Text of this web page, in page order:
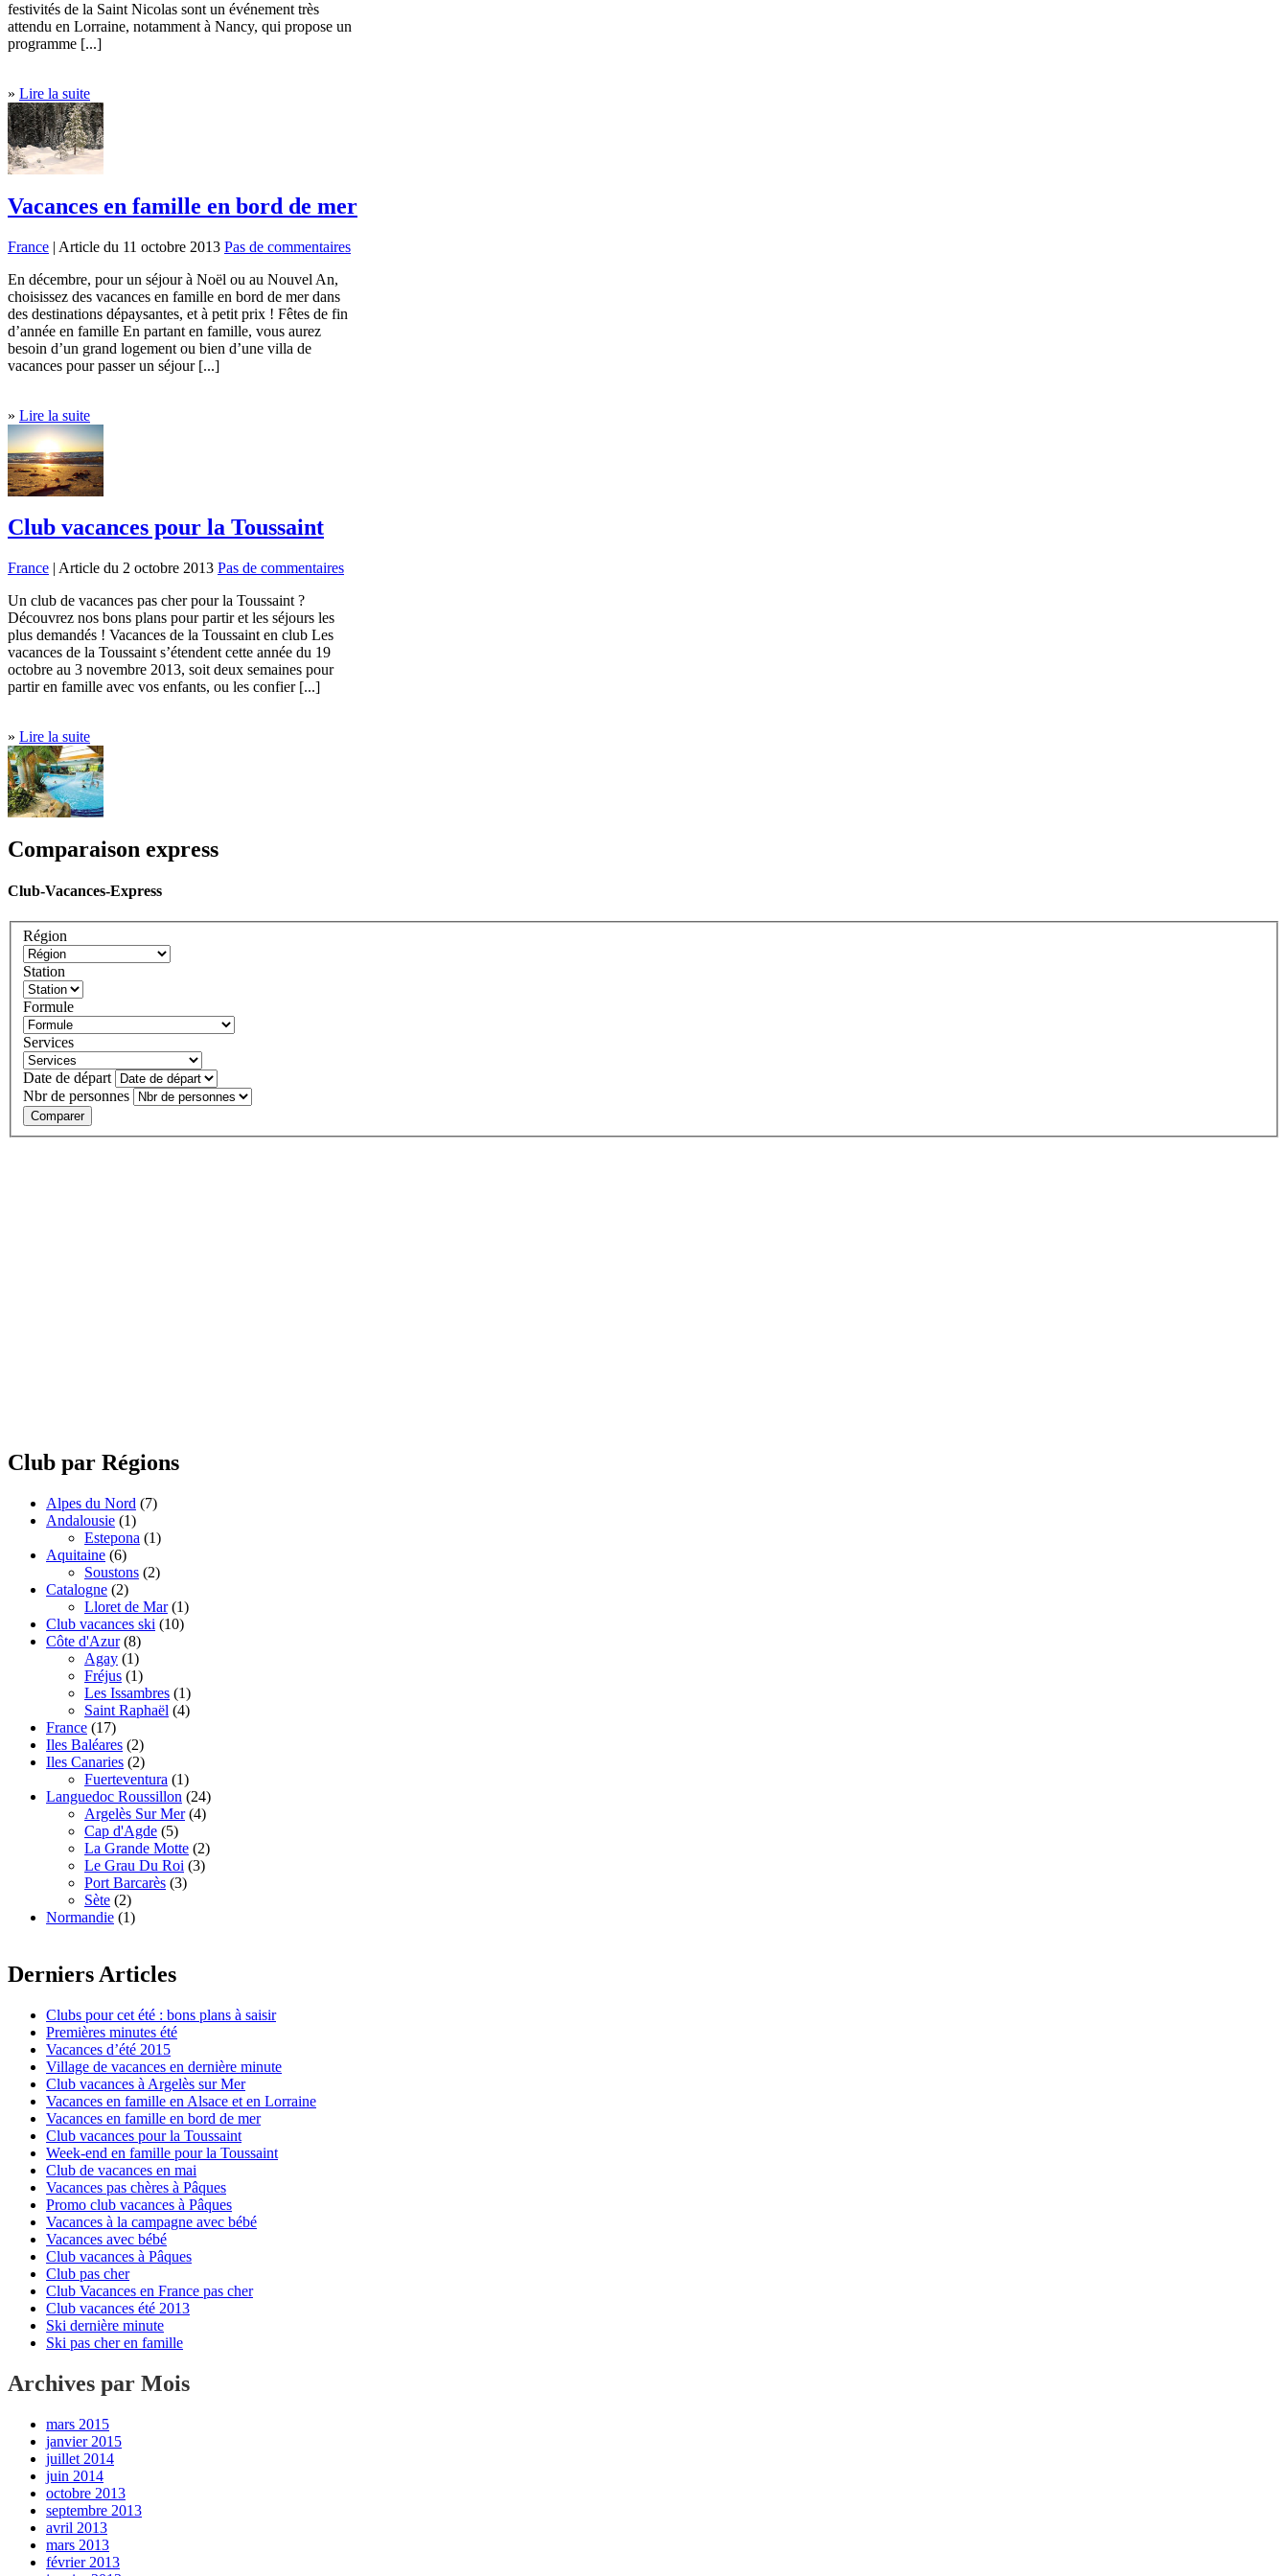
festivités de la Saint Nicolas sont un événement très
attendu en Lorraine, notamment à Nancy, qui propose un
programme [...]
» Lire la suite
Vacances en famille en bord de mer
France | Article du 11 octobre 2013 Pas de commentaires
En décembre, pour un séjour à Noël ou au Nouvel An,
choisissez des vacances en famille en bord de mer dans
des destinations dépaysantes, et à petit prix ! Fêtes de fin
d’année en famille En partant en famille, vous aurez
besoin d’un grand logement ou bien d’une villa de
vacances pour passer un séjour [...]
» Lire la suite
Club vacances pour la Toussaint
France | Article du 2 octobre 2013 Pas de commentaires
Un club de vacances pas cher pour la Toussaint ?
Découvrez nos bons plans pour partir et les séjours les
plus demandés ! Vacances de la Toussaint en club Les
vacances de la Toussaint s’étendent cette année du 19
octobre au 3 novembre 2013, soit deux semaines pour
partir en famille avec vos enfants, ou les confier [...]
» Lire la suite
Comparaison express
Club-Vacances-Express
Région
Station
Formule
Services
Date de départ
Nbr de personnes
Comparer
Club par Régions
Alpes du Nord (7)
Andalousie (1)
Estepona (1)
Aquitaine (6)
Soustons (2)
Catalogne (2)
Lloret de Mar(1)
Club vacances ski (10)
Côte d'Azur(8)
Agay (1)
Fréjus (1)
Les Issambres (1)
Saint Raphaël (4)
France (17)
Iles Baléares (2)
Iles Canaries (2)
Fuerteventura (1)
Languedoc Roussillon (24)
Argelès Sur Mer(4)
Cap d'Agde (5)
La Grande Motte (2)
Le Grau Du Roi (3)
Port Barcarès (3)
Sète (2)
Normandie (1)
Derniers Articles
Clubs pour cet été : bons plans à saisir
Premières minutes été
Vacances d’été 2015
Village de vacances en dernière minute
Club vacances à Argelès sur Mer
Vacances en famille en Alsace et en Lorraine
Vacances en famille en bord de mer
Club vacances pour la Toussaint
Week-end en famille pour la Toussaint
Club de vacances en mai
Vacances pas chères à Pâques
Promo club vacances à Pâques
Vacances à la campagne avec bébé
Vacances avec bébé
Club vacances à Pâques
Club pas cher
Club Vacances en France pas cher
Club vacances été 2013
Ski dernière minute
Ski pas cher en famille
Archives par Mois
mars 2015
janvier 2015
juillet 2014
juin 2014
octobre 2013
septembre 2013
avril 2013
mars 2013
février 2013